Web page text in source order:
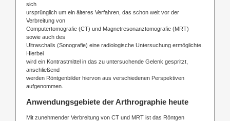
sich
ursprünglich um ein älteres Verfahren, das schon weit vor der
Verbreitung von
Computertomografie (CT) und Magnetresonanztomografie (MRT)
sowie auch des
Ultraschalls (Sonografie) eine radiologische Untersuchung ermöglichte.
Hierbei
wird ein Kontrastmittel in das zu untersuchende Gelenk gespritzt,
anschließend
werden Röntgenbilder hiervon aus verschiedenen Perspektiven
aufgenommen.
Anwendungsgebiete der Arthrographie heute
Mit zunehmender Verbreitung von CT und MRT ist das Röntgen